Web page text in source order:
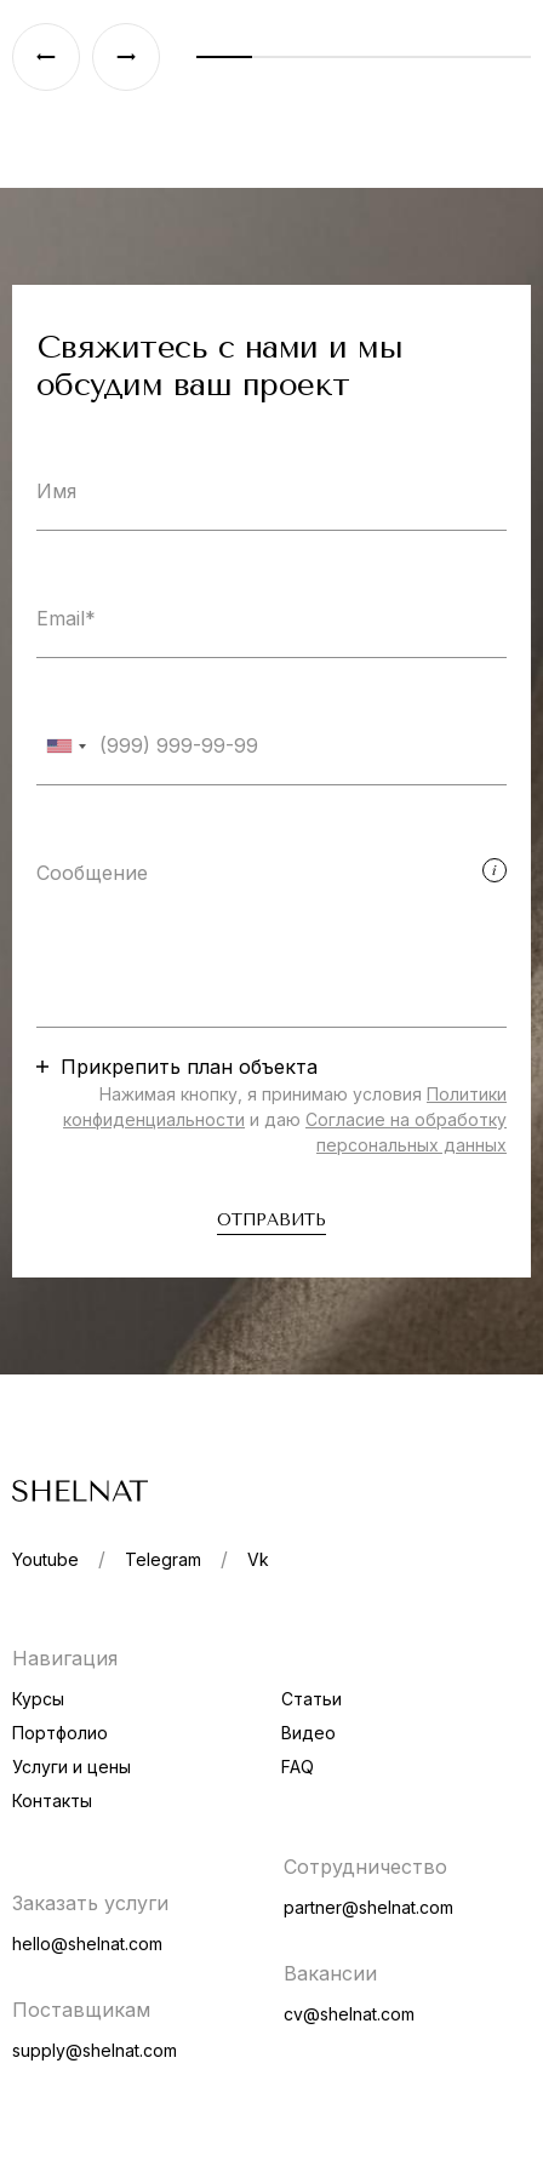
Свяжитесь с нами и мы
обсудим ваш проект
Прикрепить план объекта
Нажимая кнопку, я принимаю условия Политики
конфиденциальности и даю Согласие на обработку
персональных данных
ОТПРАВИТЬ
Youtube Telegram Vk
Навигация
Курсы
Портфолио
Услуги и цены
Контакты
Статьи
Видео
FAQ
Заказать услуги
hello@shelnat.com
Поставщикам
supply@shelnat.com
Сотрудничество
partner@shelnat.com
Вакансии
cv@shelnat.com